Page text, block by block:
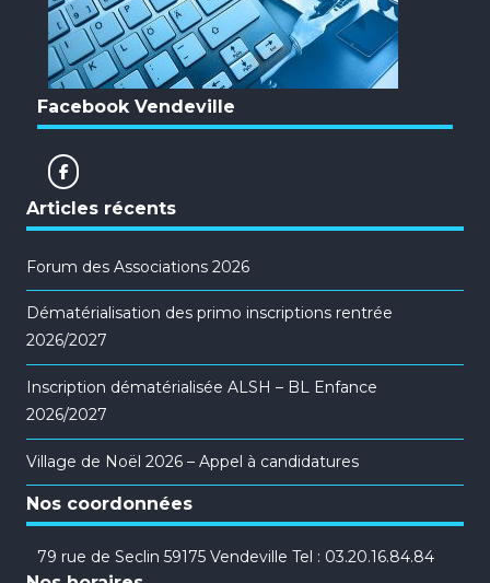
Facebook Vendeville
Articles récents
Forum des Associations 2026
Dématérialisation des primo inscriptions rentrée
2026/2027
Inscription dématérialisée ALSH – BL Enfance
2026/2027
Village de Noël 2026 – Appel à candidatures
Nos coordonnées
79 rue de Seclin 59175 Vendeville Tel : 03.20.16.84.84